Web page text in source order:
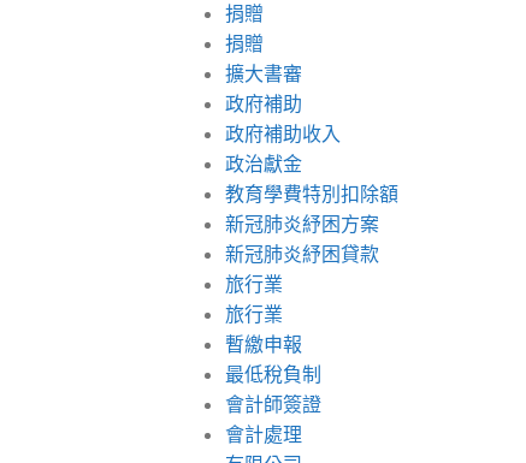
捐贈
捐贈
擴大書審
政府補助
政府補助收入
政治獻金
教育學費特別扣除額
新冠肺炎紓困方案
新冠肺炎紓困貸款
旅行業
旅行業
暫繳申報
最低稅負制
會計師簽證
會計處理